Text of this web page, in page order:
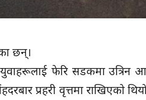
छन्।
फेरि सडकमा उत्रिन
प्रहरी वृत्तमा राखिएको